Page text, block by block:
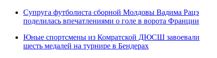
Супруга футболиста сборной Молдовы Вадима Рацэ
поделилась впечатлениями о голе в ворота Франции
Юные спортсмены из Комратской ДЮСШ завоевали
шесть медалей на турнире в Бендерах